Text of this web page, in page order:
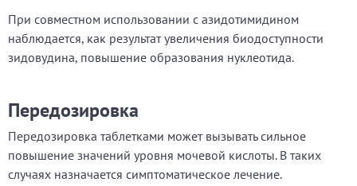
При совместном использовании с азидотимидином
наблюдается, как результат увеличения биодоступности
зидовудина, повышение образования нуклеотида.
Передозировка
Передозировка таблетками может вызывать сильное
повышение значений уровня мочевой кислоты. В таких
случаях назначается симптоматическое лечение.